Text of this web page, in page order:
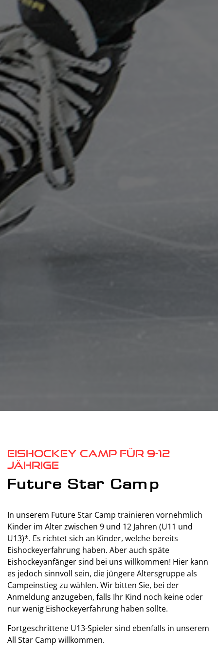
Eishockey Camp für 9-12
jährige
Future Star Camp
In unserem Future Star Camp trainieren vornehmlich
Kinder im Alter zwischen 9 und 12 Jahren (U11 und
U13)*. Es richtet sich an Kinder, welche bereits
Eishockeyerfahrung haben. Aber auch späte
Eishockeyanfänger sind bei uns willkommen! Hier kann
es jedoch sinnvoll sein, die jüngere Altersgruppe als
Campeinstieg zu wählen. Wir bitten Sie, bei der
Anmeldung anzugeben, falls Ihr Kind noch keine oder
nur wenig Eishockeyerfahrung haben sollte.
Fortgeschrittene U13-Spieler sind ebenfalls in unserem
All Star Camp willkommen.